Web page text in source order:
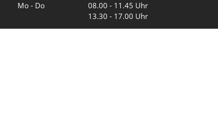
Mo - Do
08.00 - 11.45 Uhr
13.30 - 17.00 Uhr